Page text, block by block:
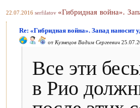
22.07.2016 serfilatov «Гибридная война».
Re: «Гибридная война». Запад наносит
от Кузнецов Вадим Сергеевич
Все эти
в Рио